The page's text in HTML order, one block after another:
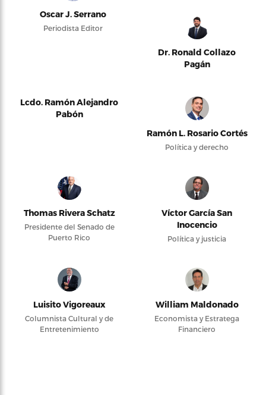
Oscar J. Serrano
Periodista Editor
Dr. Ronald Collazo
Pagán
Lcdo. Ramón Alejandro
Pabón
Ramón L. Rosario Cortés
Política y derecho
Thomas Rivera Schatz
Presidente del Senado de
Puerto Rico
Víctor García San
Inocencio
Política y justicia
Luisito Vigoreaux
Columnista Cultural y de
Entretenimiento
William Maldonado
Economista y Estratega
Financiero